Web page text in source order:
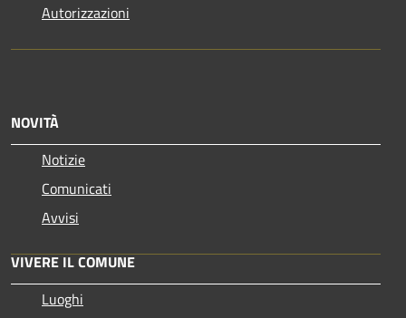
Autorizzazioni
NOVITÀ
Notizie
Comunicati
Avvisi
VIVERE IL COMUNE
Luoghi